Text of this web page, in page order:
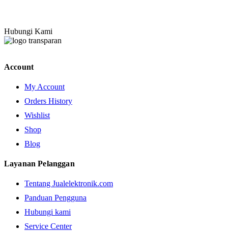
Hubungi Kami
Account
My Account
Orders History
Wishlist
Shop
Blog
Layanan Pelanggan
Tentang Jualelektronik.com
Panduan Pengguna
Hubungi kami
Service Center